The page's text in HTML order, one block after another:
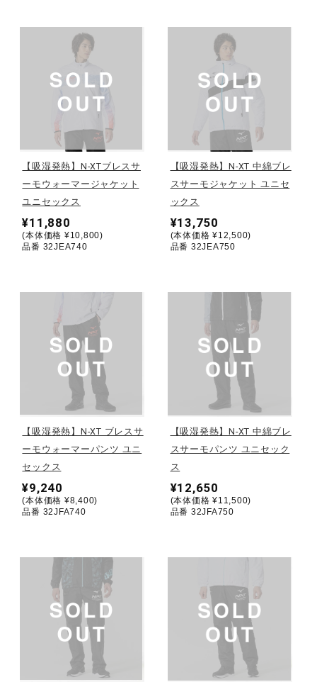
インナー
寝具／ミズノスリープ
アウトドア／レイン
サポーター
健康／エクササイズ
ジュニア／キッズ
メディカル
コラボ／ライセンス
セール
その他
直営店一覧
取扱店一覧
【吸湿発熱】N-XTブレスサ
ーモウォーマージャケット
ユニセックス
¥11,880
(本体価格 ¥10,800)
品番 32JEA740
【吸湿発熱】N-XT 中綿ブレ
スサーモジャケット ユニセ
ックス
¥13,750
(本体価格 ¥12,500)
品番 32JEA750
【吸湿発熱】N-XT ブレスサ
ーモウォーマーパンツ ユニ
セックス
¥9,240
(本体価格 ¥8,400)
品番 32JFA740
【吸湿発熱】N-XT 中綿ブレ
スサーモパンツ ユニセック
ス
¥12,650
(本体価格 ¥11,500)
品番 32JFA750